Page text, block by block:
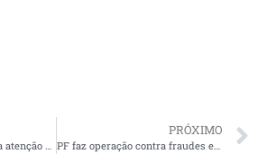
Júlio Mendonça chama atenção para impacto socioambiental de expansão anunciada pela Alumar
PRÓXIMO
PF faz operação contra fraudes em licitações nas verbas do Fundeb no Maranhão